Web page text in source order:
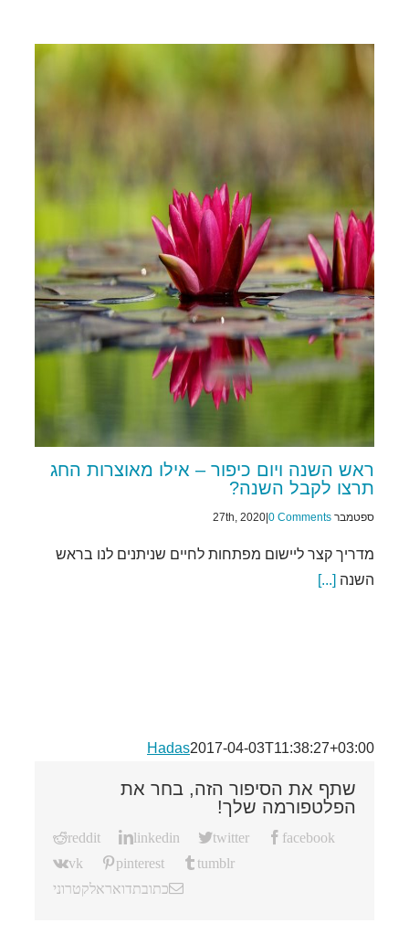
ראש השנה ויום כיפור – אילו מאוצרות החג
תרצו לקבל השנה?
ספטמבר 27th, 2020 0 Comments
מדריך קצר ליישום מפתחות לחיים שניתנים לנו בראש
השנה [...]
Hadas2017-04-03T11:38:27+03:00
שתף את הסיפור הזה, בחר את
הפלטפורמה שלך!
facebook
twitter
linkedin
reddit
tumblr
pinterest
vk
כתובת דואר אלקטרוני